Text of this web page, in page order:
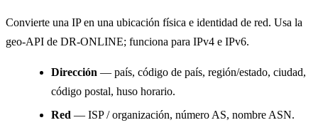
Convierte una IP en una ubicación física e identidad de red. Usa la
geo-API de DR-ONLINE; funciona para IPv4 e IPv6.
Dirección — país, código de país, región/estado, ciudad,
código postal, huso horario.
Red — ISP / organización, número AS, nombre ASN.